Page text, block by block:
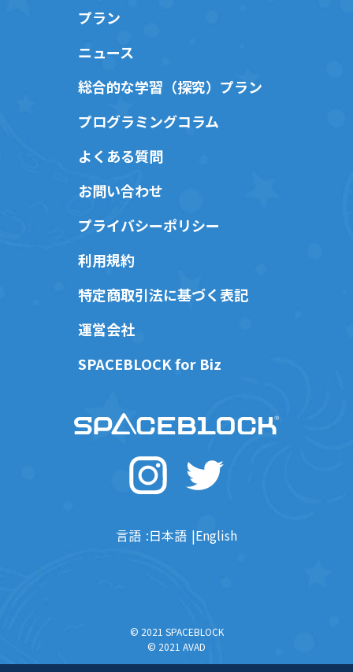
プラン
ニュース
総合的な学習（探究）プラン
プログラミングコラム
よくある質問
お問い合わせ
プライバシーポリシー
利用規約
特定商取引法に基づく表記
運営会社
SPACEBLOCK for Biz
言語 日本語 English
© 2021 SPACEBLOCK
© 2021 AVAD